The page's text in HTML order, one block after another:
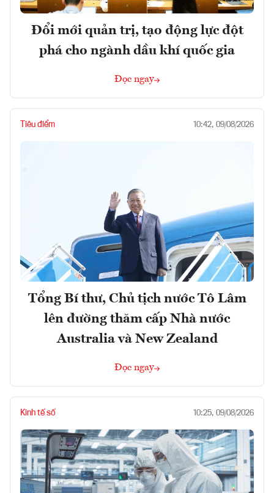
Đổi mới quản trị, tạo động lực đột
phá cho ngành dầu khí quốc gia
Đọc ngay
Tiêu điểm 10:42, 09/08/2026
Tổng Bí thư, Chủ tịch nước Tô Lâm
lên đường thăm cấp Nhà nước
Australia và New Zealand
Đọc ngay
Kinh tế số 10:25, 09/08/2026